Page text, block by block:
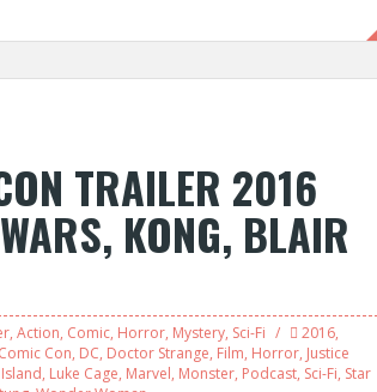
TRAILER 2016
KONG, BLAIR
, Action, Comic, Horror, Mystery, Sci-Fi 2016,
Comic Con, DC, Doctor Strange, Film, Horror, Justice
, Luke Cage, Marvel, Monster, Podcast, Sci-Fi, Star